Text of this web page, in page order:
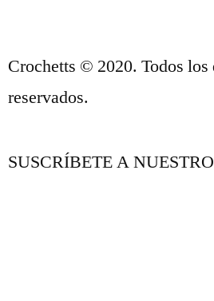
Crochetts © 2020. Todos los
reservados.
SUSCRÍBETE A